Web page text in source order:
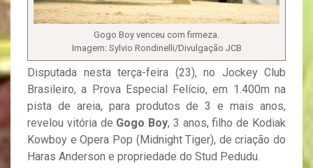
Gogo Boy venceu com firmeza.
Imagem: Sylvio Rondinelli/Divulgação JCB
Disputada nesta terça-feira (23), no Jockey Club
Brasileiro, a Prova Especial Felício, em 1.400m na
pista de areia, para produtos de 3 e mais anos,
revelou vitória de Gogo Boy, 3 anos, filho de Kodiak
Kowboy e Opera Pop (Midnight Tiger), de criação do
Haras Anderson e propriedade do Stud Pedudu.